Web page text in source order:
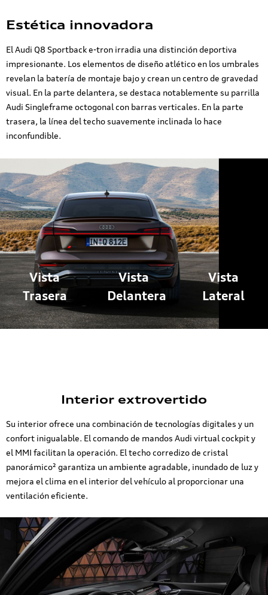
Estética innovadora
El Audi Q8 Sportback e-tron irradia una distinción deportiva
impresionante. Los elementos de diseño atlético en los umbrales
revelan la batería de montaje bajo y crean un centro de gravedad
visual. En la parte delantera, se destaca notablemente su parrilla
Audi Singleframe octogonal con barras verticales. En la parte
trasera, la línea del techo suavemente inclinada lo hace
inconfundible.
Vista
Trasera
Vista
Delantera
Vista
Lateral
Interior extrovertido
Su interior ofrece una combinación de tecnologías digitales y un
confort inigualable. El comando de mandos Audi virtual cockpit y
el MMI facilitan la operación. El techo corredizo de cristal
panorámico² garantiza un ambiente agradable, inundado de luz y
mejora el clima en el interior del vehículo al proporcionar una
ventilación eficiente.